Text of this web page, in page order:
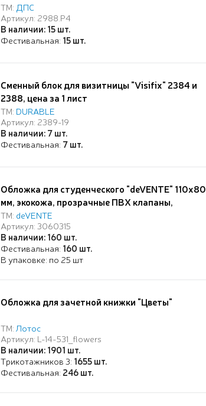
ТМ: ДПС
Артикул: 2988.Р4
В наличии: 15 шт.
Фестивальная: 15 шт.
Сменный блок для визитницы "Visifix" 2384 и
2388, цена за 1 лист
ТМ: DURABLE
Артикул: 2389-19
В наличии: 7 шт.
Фестивальная: 7 шт.
Обложка для студенческого "deVENTE" 110x80
мм, экокожа, прозрачные ПВХ клапаны,
тиснение фольгой, синяя, индивидуальная
упаковка
ТМ: deVENTE
Артикул: 3060315
В наличии: 160 шт.
Фестивальная: 160 шт.
В упаковке: по 25 шт
Обложка для зачетной книжки "Цветы"
ТМ:Лотос
Артикул: L-14-531_flowers
В наличии: 1901 шт.
Трикотажников 3: 1655 шт.
Фестивальная: 246 шт.